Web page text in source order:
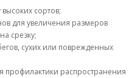
сортов;
для увеличения размеров
срезку;
сухих или поврежденных
профилактики распространения